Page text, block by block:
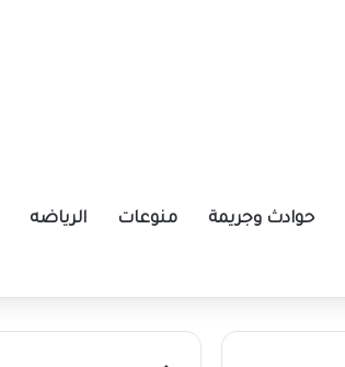
حوادث وجريمة منوعات الرياضه